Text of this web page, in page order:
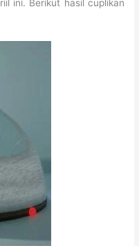
ini. Berikut hasil cuplikan